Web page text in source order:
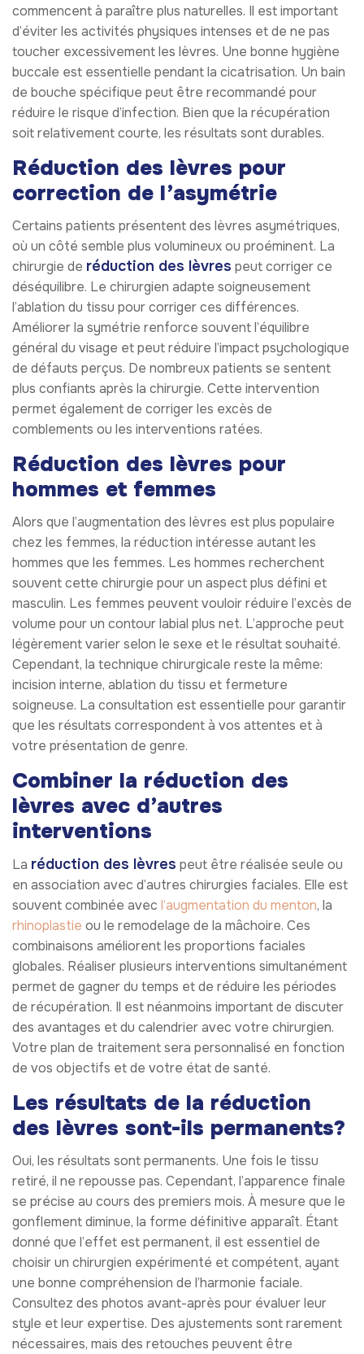
commencent à paraître plus naturelles. Il est important
d’éviter les activités physiques intenses et de ne pas
toucher excessivement les lèvres. Une bonne hygiène
buccale est essentielle pendant la cicatrisation. Un bain
de bouche spécifique peut être recommandé pour
réduire le risque d’infection. Bien que la récupération
soit relativement courte, les résultats sont durables.
Réduction des lèvres pour
correction de l’asymétrie
Certains patients présentent des lèvres asymétriques,
où un côté semble plus volumineux ou proéminent. La
chirurgie de réduction des lèvres peut corriger ce
déséquilibre. Le chirurgien adapte soigneusement
l’ablation du tissu pour corriger ces différences.
Améliorer la symétrie renforce souvent l’équilibre
général du visage et peut réduire l’impact psychologique
de défauts perçus. De nombreux patients se sentent
plus confiants après la chirurgie. Cette intervention
permet également de corriger les excès de
comblements ou les interventions ratées.
Réduction des lèvres pour
hommes et femmes
Alors que l’augmentation des lèvres est plus populaire
chez les femmes, la réduction intéresse autant les
hommes que les femmes. Les hommes recherchent
souvent cette chirurgie pour un aspect plus défini et
masculin. Les femmes peuvent vouloir réduire l’excès de
volume pour un contour labial plus net. L’approche peut
légèrement varier selon le sexe et le résultat souhaité.
Cependant, la technique chirurgicale reste la même:
incision interne, ablation du tissu et fermeture
soigneuse. La consultation est essentielle pour garantir
que les résultats correspondent à vos attentes et à
votre présentation de genre.
Combiner la réduction des
lèvres avec d’autres
interventions
La réduction des lèvres peut être réalisée seule ou
en association avec d’autres chirurgies faciales. Elle est
souvent combinée avec l’augmentation du menton, la
rhinoplastie ou le remodelage de la mâchoire. Ces
combinaisons améliorent les proportions faciales
globales. Réaliser plusieurs interventions simultanément
permet de gagner du temps et de réduire les périodes
de récupération. Il est néanmoins important de discuter
des avantages et du calendrier avec votre chirurgien.
Votre plan de traitement sera personnalisé en fonction
de vos objectifs et de votre état de santé.
Les résultats de la réduction
des lèvres sont-ils permanents?
Oui, les résultats sont permanents. Une fois le tissu
retiré, il ne repousse pas. Cependant, l’apparence finale
se précise au cours des premiers mois. À mesure que le
gonflement diminue, la forme définitive apparaît. Étant
donné que l’effet est permanent, il est essentiel de
choisir un chirurgien expérimenté et compétent, ayant
une bonne compréhension de l’harmonie faciale.
Consultez des photos avant-après pour évaluer leur
style et leur expertise. Des ajustements sont rarement
nécessaires, mais des retouches peuvent être